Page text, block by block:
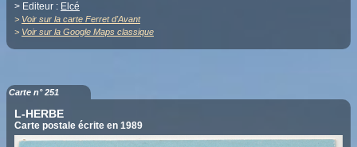
> Editeur : Elcé
> Voir sur la carte Ferret d'Avant
> Voir sur la Google Maps classique
Carte n° 251
L-HERBE
Carte postale écrite en 1989